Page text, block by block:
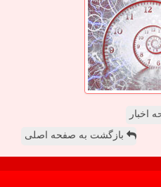
اخبار
بازگشت به صفحه اصلی